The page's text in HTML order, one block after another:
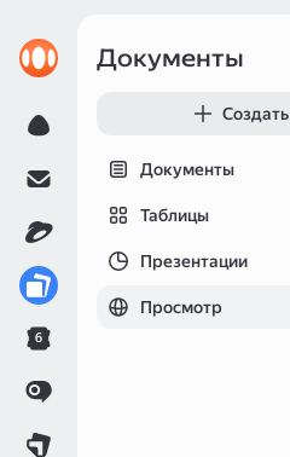
6
Документы
Создать
Документы
Таблицы
Презентации
Просмотр